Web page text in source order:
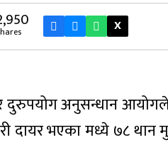
X
दुरुपयोग अनुसन्धान आयोगले
भएका मध्ये ७८ थान